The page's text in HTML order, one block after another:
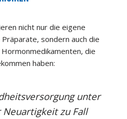
nicht nur die eigene
sondern auch die
die
haben:
unter
zu Fall